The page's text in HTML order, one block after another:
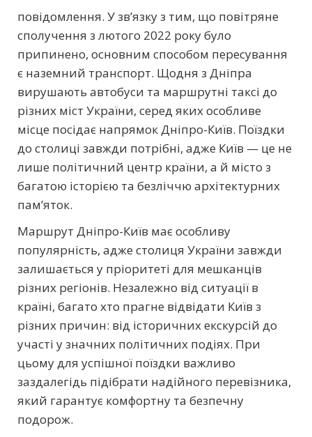
повідомлення. У зв’язку з тим, що повітряне
сполучення з лютого 2022 року було
припинено, основним способом пересування
є наземний транспорт. Щодня з Дніпра
вирушають автобуси та маршрутні таксі до
різних міст України, серед яких особливе
місце посідає напрямок Дніпро-Київ. Поїздки
до столиці завжди потрібні, адже Київ — це не
лише політичний центр країни, а й місто з
багатою історією та безліччю архітектурних
пам’яток.
Маршрут Дніпро-Київ має особливу
популярність, адже столиця України завжди
залишається у пріоритеті для мешканців
різних регіонів. Незалежно від ситуації в
країні, багато хто прагне відвідати Київ з
різних причин: від історичних екскурсій до
участі у значних політичних подіях. При
цьому для успішної поїздки важливо
заздалегідь підібрати надійного перевізника,
який гарантує комфортну та безпечну
подорож.